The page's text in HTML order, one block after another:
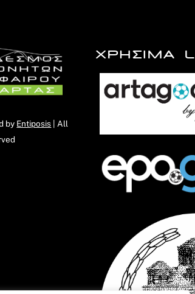
by Entiposis | All
ΧΡΗΣΙΜΑ